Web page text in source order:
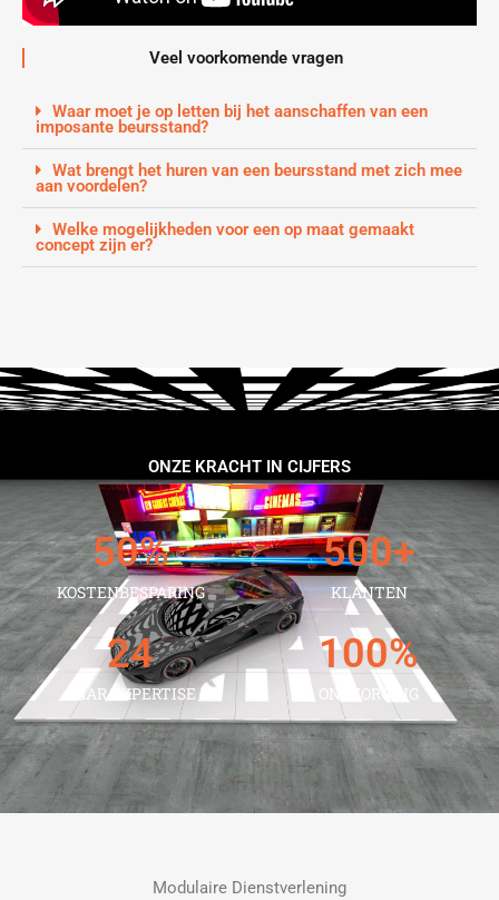
Veel voorkomende vragen
Waar moet je op letten bij het aanschaffen van een
imposante beursstand?
Wat brengt het huren van een beursstand met zich mee
aan voordelen?
Welke mogelijkheden voor een op maat gemaakt
concept zijn er?
ONZE KRACHT IN CIJFERS
KOSTENBESPARING
50%
KLANTEN
500+
JAAR EXPERTISE
24
ONTZORGING
100%
Modulaire Dienstverlening